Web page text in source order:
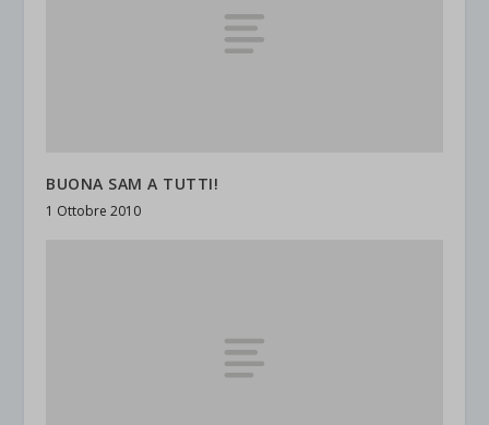
BUONA SAM A TUTTI!
1 Ottobre 2010